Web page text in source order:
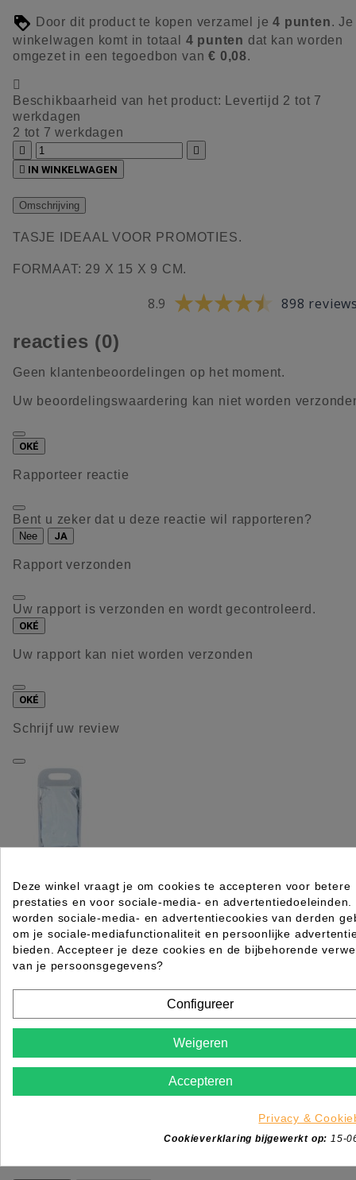
Door dit product te kopen verzamel je4 punten. Je
winkelwagen komt in totaal 4 punten dat kan worden
omgezet in een tegoedbon van€ 0,08.

Beschikbaarheid van het product:
Levertijd 2 tot 7
werkdagen
2 tot 7 werkdagen


 IN WINKELWAGEN
Omschrijving
TASJE IDEAAL VOOR PROMOTIES.
FORMAAT: 29 X 15 X 9 CM.
8.9 898
reacties (0)
Geen klantenbeoordelingen op het moment.
Uw beoordelingswaardering kan niet worden
OKÉ
Rapporteer reactie
Bent u zeker dat u deze reactie wil rapporteren?
Nee JA
Rapport verzonden
Uw rapport is verzonden en wordt gecontroleerd.
OKÉ
Uw rapport kan niet worden verzonden
OKÉ
Schrijf uw review
TAS DUO COSMETIC WIT 29X15X9 CM
Rating forQuality
Please choose a rating for your review.
Uw beoordeling
Enim quis fugiat consequat elit minim nisi eu
Deze winkel vraagt je om cookies te accepteren voor betere
prestaties en voor sociale-media- en advertentiedoeleinden.
worden sociale-media- en advertentiecookies van derden
om je sociale-mediafunctionaliteit en persoonlijke
bieden. Accepteer je deze cookies en de bijbehorende
van je persoonsgegevens?
Configureer
Weigeren
Accepteren
Privacy &
Cookieverklaring bijgewerkt op: 15-